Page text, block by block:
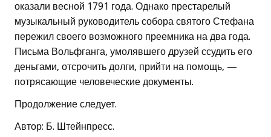
оказали весной 1791 года. Однако престарелый
музыкальный руководитель собора святого Стефана
пережил своего возможного преемника на два года.
Письма Вольфганга, умолявшего друзей ссудить его
деньгами, отсрочить долги, прийти на помощь, —
потрясающие человеческие документы.
Продолжение следует.
Автор: Б. Штейнпресс.